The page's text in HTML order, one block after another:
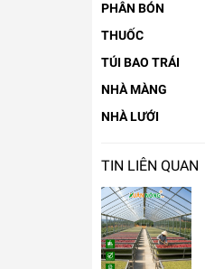
PHÂN BÓN
THUỐC
TÚI BAO TRÁI
NHÀ MÀNG
NHÀ LƯỚI
TIN LIÊN QUAN